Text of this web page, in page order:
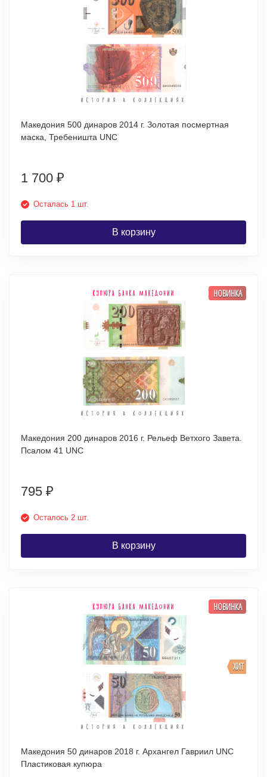
Македония 500 динаров 2014 г. Золотая посмертная
маска, Требеништа UNC
1 700 ₽
Осталась 1 шт.
В корзину
НОВИНКА
Македония 200 динаров 2016 г. Рельеф Ветхого Завета.
Псалом 41 UNC
795 ₽
Осталось 2 шт.
В корзину
ХИТ
НОВИНКА
Македония 50 динаров 2018 г. Архангел Гавриил UNC
Пластиковая купюра